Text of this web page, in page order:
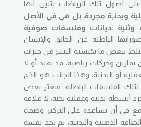
أصول تلك الرياضات يتبين أنها
وبدنية مجردة، بل هي في الأصل
لديانات وفلسفات صوفية
الباطلة عن الخالق والإنسان
ببعض ما يكتسبه البشر من خبرات
وحركات رياضية، قد تفيد أو لا
أو البدنية، وهذا الجانب هو الذي
لتلك الفلسفات الباطلة، فيغتر بعض
أنشطة بدنية وعقلية بحتة، لا علاقة
في أن تساعده على التركيز وصفاء
الذهنية والبدنية، ثم يجد نفسه